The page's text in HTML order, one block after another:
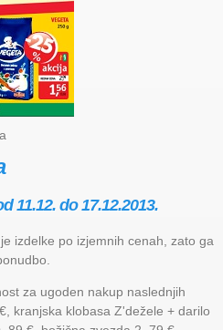
11.12. do 17.12.2013.
izdelke po izjemnih cenah, zato ga
za ugoden nakup naslednjih
kranjska klobasa Zʹdežele + darilo